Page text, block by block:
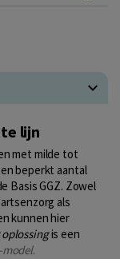
lijn
met milde tot
beperkt aantal
Basis GGZ. Zowel
als
kunnen hier
oplossingis een
model.